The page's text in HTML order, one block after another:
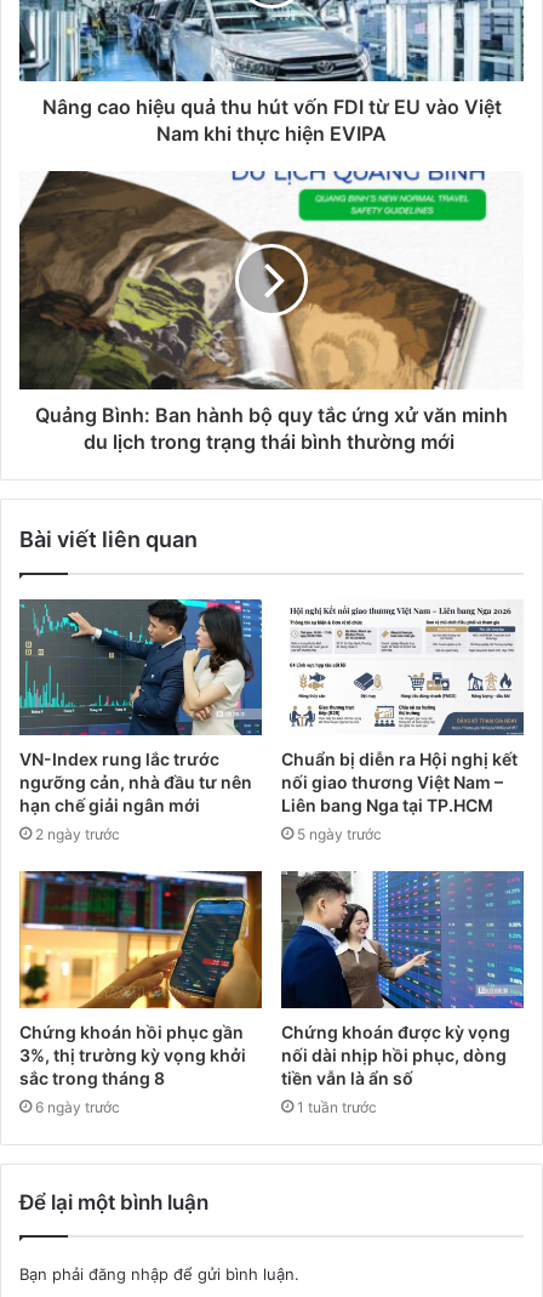
Nâng cao hiệu quả thu hút vốn FDI từ EU vào Việt
Nam khi thực hiện EVIPA
Quảng Bình: Ban hành bộ quy tắc ứng xử văn minh
du lịch trong trạng thái bình thường mới
Bài viết liên quan
VN-Index rung lắc trước
ngưỡng cản, nhà đầu tư nên
hạn chế giải ngân mới
2 ngày trước
Chuẩn bị diễn ra Hội nghị kết
nối giao thương Việt Nam –
Liên bang Nga tại TP.HCM
5 ngày trước
Chứng khoán hồi phục gần
3%, thị trường kỳ vọng khởi
sắc trong tháng 8
6 ngày trước
Chứng khoán được kỳ vọng
nối dài nhịp hồi phục, dòng
tiền vẫn là ẩn số
1 tuần trước
Để lại một bình luận
Bạn phải đăng nhập để gửi bình luận.